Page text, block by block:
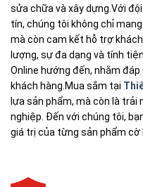
sửa chữa và xây dựng.Với
tín, chúng tôi không chỉ
mà còn cam kết hỗ trợ
lượng, sự đa dạng và tính
Online hướng đến, nhằm
khách hàng.Mua sắm tại
lựa sản phẩm, mà còn là
nghiệp. Đến với chúng tôi,
giá trị của từng sản phẩm cờ